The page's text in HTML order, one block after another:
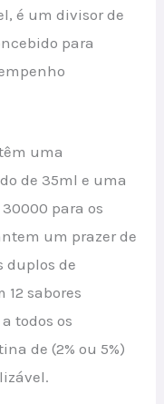
é um divisor de
para
uma
de 35ml e uma
para os
um prazer de
duplos de
12 sabores
todos os
de (2% ou 5%)